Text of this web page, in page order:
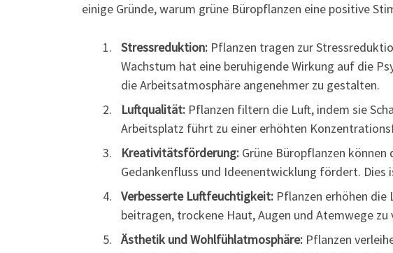
einige Gründe, warum grüne Büropflanzen eine positive
Stressreduktion: Pflanzen tragen zur
Wachstum hat eine beruhigende Wirkung auf die
die Arbeitsatmosphäre angenehmer zu gestalten.
Luftqualität: Pflanzen filtern die Luft, indem sie
Arbeitsplatz führt zu einer erhöhten
Kreativitätsförderung: Grüne Büropflanzen
Gedankenfluss und Ideenentwicklung fördert.
Verbesserte Luftfeuchtigkeit: Pflanzen erhöhen
beitragen, trockene Haut, Augen und Atemwege
Ästhetik und Wohlfühlatmosphäre: Pflanzen